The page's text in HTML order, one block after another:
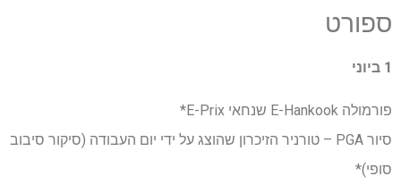
ספורט
1 ביוני
פורמולה E-Hankook שנחאי E-Prix*
סיור PGA – טורניר הזיכרון שהוצג על ידי יום העבודה (סיקור סיבוב
סופי)*